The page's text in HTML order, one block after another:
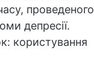
проведеного
депресії.
користування